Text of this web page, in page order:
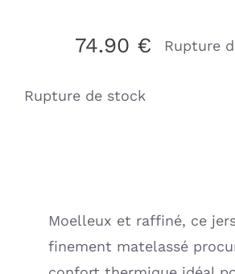
74.90 € Rupture
Rupture de stock
Moelleux et raffiné, ce
finement matelassé